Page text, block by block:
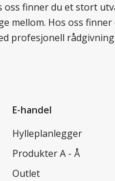
finner du et stort
mellom. Hos oss
profesjonell
E-handel
Hylleplanlegger
Produkter A - Å
Outlet